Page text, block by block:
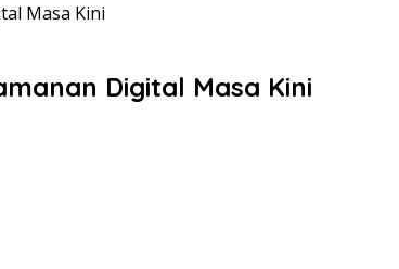
Masa Kini
Digital Masa Kini